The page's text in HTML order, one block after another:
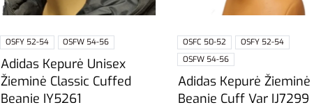
OSFY 52-54 OSFW 54-56
Adidas Kepurė Unisex
Žieminė Classic Cuffed
Beanie IY5261
OSFC 50-52
OSFY 52-54
OSFW 54-56
Adidas Kepurė Žieminė
Beanie Cuff Var IJ7299